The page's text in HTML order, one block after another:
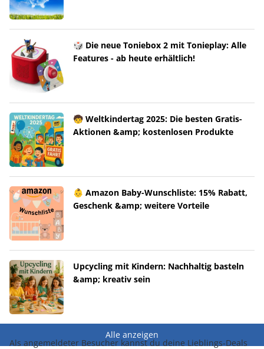
🎲 Die neue Toniebox 2 mit Tonieplay: Alle
Features - ab heute erhältlich!
🧒 Weltkindertag 2025: Die besten Gratis-
Aktionen &amp; kostenlosen Produkte
👶 Amazon Baby-Wunschliste: 15% Rabatt,
Geschenk &amp; weitere Vorteile
Upcycling mit Kindern: Nachhaltig basteln
&amp; kreativ sein
Alle anzeigen
Als angemeldeter Besucher kannst du deine Lieblings-Deals